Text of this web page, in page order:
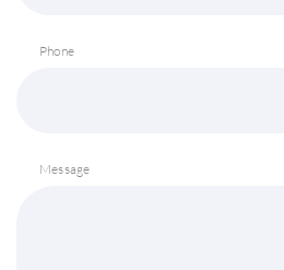
Phone
Message